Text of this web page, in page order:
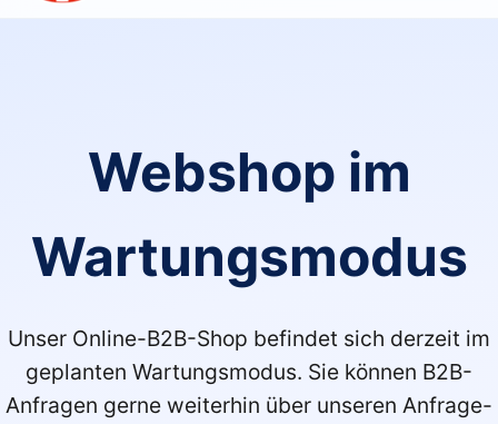
Webshop im
Wartungsmodus
Unser Online-B2B-Shop befindet sich derzeit im
geplanten Wartungsmodus. Sie können B2B-
Anfragen gerne weiterhin über unseren Anfrage-